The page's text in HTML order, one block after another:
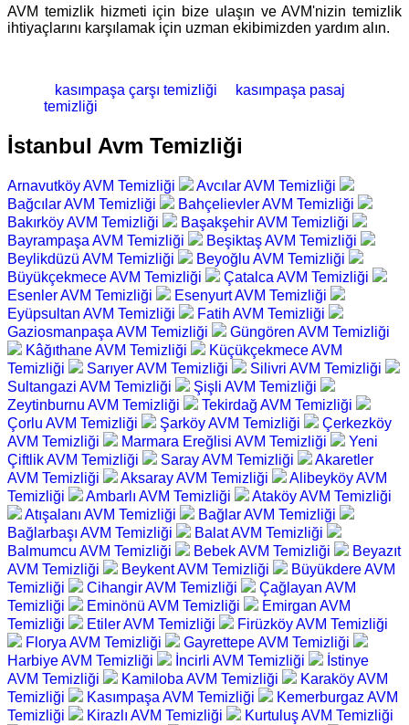
AVM temizlik hizmeti için bize ulaşın ve AVM'nizin temizlik
ihtiyaçlarını karşılamak için uzman ekibimizden yardım alın.
kasımpaşa çarşı temizliği
kasımpaşa pasaj
temizliği
İstanbul Avm Temizliği
Arnavutköy AVM Temizliği
Avcılar AVM Temizliği
Bağcılar AVM Temizliği
Bahçelievler AVM Temizliği
Bakırköy AVM Temizliği
Başakşehir AVM Temizliği
Bayrampaşa AVM Temizliği
Beşiktaş AVM Temizliği
Beylikdüzü AVM Temizliği
Beyoğlu AVM Temizliği
Büyükçekmece AVM Temizliği
Çatalca AVM Temizliği
Esenler AVM Temizliği
Esenyurt AVM Temizliği
Eyüpsultan AVM Temizliği
Fatih AVM Temizliği
Gaziosmanpaşa AVM Temizliği
Güngören AVM Temizliği
Kâğıthane AVM Temizliği
Küçükçekmece AVM
Temizliği
Sarıyer AVM Temizliği
Silivri AVM Temizliği
Sultangazi AVM Temizliği
Şişli AVM Temizliği
Zeytinburnu AVM Temizliği
Tekirdağ AVM Temizliği
Çorlu AVM Temizliği
Şarköy AVM Temizliği
Çerkezköy
AVM Temizliği
Marmara Ereğlisi AVM Temizliği
Yeni
Çiftlik AVM Temizliği
Saray AVM Temizliği
Akaretler
AVM Temizliği
Aksaray AVM Temizliği
Alibeyköy AVM
Temizliği
Ambarlı AVM Temizliği
Ataköy AVM Temizliği
Atışalanı AVM Temizliği
Bağlar AVM Temizliği
Bağlarbaşı AVM Temizliği
Balat AVM Temizliği
Balmumcu AVM Temizliği
Bebek AVM Temizliği
Beyazıt
AVM Temizliği
Beykent AVM Temizliği
Büyükdere AVM
Temizliği
Cihangir AVM Temizliği
Çağlayan AVM
Temizliği
Eminönü AVM Temizliği
Emirgan AVM
Temizliği
Etiler AVM Temizliği
Firüzköy AVM Temizliği
Florya AVM Temizliği
Gayrettepe AVM Temizliği
Harbiye AVM Temizliği
İncirli AVM Temizliği
İstinye
AVM Temizliği
Kamiloba AVM Temizliği
Karaköy AVM
Temizliği
Kasımpaşa AVM Temizliği
Kemerburgaz AVM
Temizliği
Kirazlı AVM Temizliği
Kurtuluş AVM Temizliği